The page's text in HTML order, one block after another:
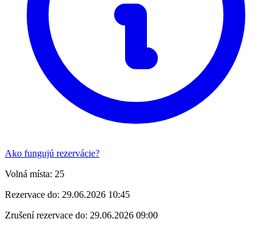
Ako fungujú rezervácie?
Volná místa: 25
Rezervace do: 29.06.2026 10:45
Zrušení rezervace do: 29.06.2026 09:00